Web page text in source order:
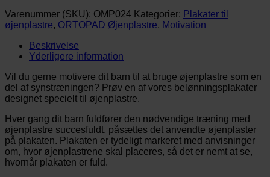
Varenummer (SKU): OMP024 Kategorier: Plakater til
øjenplastre, ORTOPAD Øjenplastre, Motivation
Beskrivelse
Yderligere information
Vil du gerne motivere dit barn til at bruge øjenplastre som en
del af synstræningen? Prøv en af vores belønningsplakater
designet specielt til øjenplastre.
Hver gang dit barn fuldfører den nødvendige træning med
øjenplastre succesfuldt, påsættes det anvendte øjenplaster
på plakaten. Plakaten er tydeligt markeret med anvisninger
om, hvor øjenplastrene skal placeres, så det er nemt at se,
hvornår plakaten er fuld.